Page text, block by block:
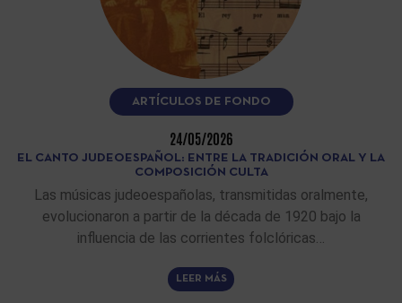
ARTÍCULOS DE FONDO
24/05/2026
EL CANTO JUDEOESPAÑOL: ENTRE LA TRADICIÓN ORAL Y LA
COMPOSICIÓN CULTA
Las músicas judeoespañolas, transmitidas oralmente,
evolucionaron a partir de la década de 1920 bajo la
influencia de las corrientes folclóricas…
LEER MÁS